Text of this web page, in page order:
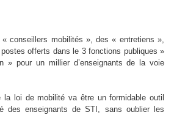
« conseillers mobilités », des « entretiens »,
offerts dans le 3 fonctions publiques »
» pour un millier d’enseignants de la voie
la loi de mobilité va être un formidable outil
des enseignants de STI, sans oublier les